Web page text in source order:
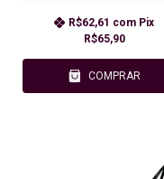
R$65,90
R$62,61 com Pix
COMPRAR